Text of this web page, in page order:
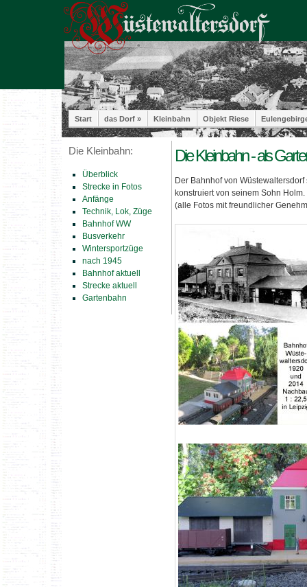
Start das Dorf » Kleinbahn Objekt Riese
Die Kleinbahn:
Überblick
Strecke in Fotos
Anfänge
Technik, Lok, Züge
Bahnhof WW
Busverkehr
Wintersportzüge
nach 1945
Bahnhof aktuell
Strecke aktuell
Gartenbahn
Die Kleinbahn - als
Der Bahnhof von
konstruiert von seinem Sohn Holm.
(alle Fotos mit freundlicher